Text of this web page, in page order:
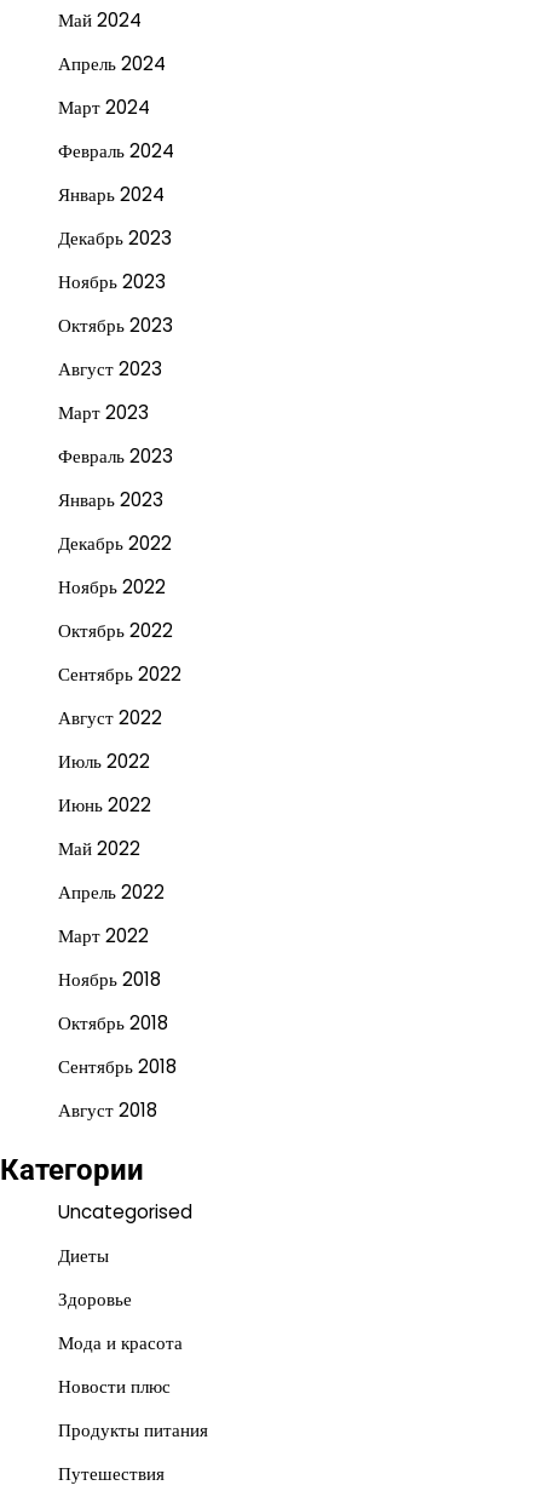
Май 2024
Апрель 2024
Март 2024
Февраль 2024
Январь 2024
Декабрь 2023
Ноябрь 2023
Октябрь 2023
Август 2023
Март 2023
Февраль 2023
Январь 2023
Декабрь 2022
Ноябрь 2022
Октябрь 2022
Сентябрь 2022
Август 2022
Июль 2022
Июнь 2022
Май 2022
Апрель 2022
Март 2022
Ноябрь 2018
Октябрь 2018
Сентябрь 2018
Август 2018
Категории
Uncategorised
Диеты
Здоровье
Мода и красота
Новости плюс
Продукты питания
Путешествия